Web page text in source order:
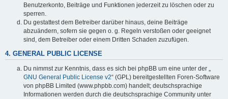
Benutzerkonto, Beiträge und Funktionen jederzeit zu löschen oder zu
sperren.
Du gestattest dem Betreiber darüber hinaus, deine Beiträge
abzuändern, sofern sie gegen o. g. Regeln verstoßen oder geeignet
sind, dem Betreiber oder einem Dritten Schaden zuzufügen.
4. GENERAL PUBLIC LICENSE
Du nimmst zur Kenntnis, dass es sich bei phpBB um eine unter der „
GNU General Public License v2“ (GPL) bereitgestellten Foren-Software
von phpBB Limited (www.phpbb.com) handelt; deutschsprachige
Informationen werden durch die deutschsprachige Community unter